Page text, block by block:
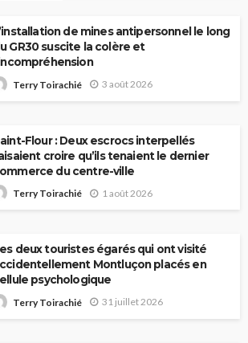
de mines antipersonnel le long
GR30 suscite la colère et
Terry Toirachié 3 août 2026
Flour : Deux escrocs interpellés
croire qu’ils tenaient le dernier
du centre-ville
Terry Toirachié 1 août 2026
deux touristes égarés qui ont visité
Montluçon placés en
psychologique
Terry Toirachié 31 juillet 2026